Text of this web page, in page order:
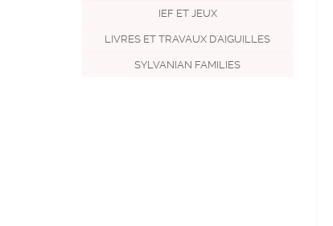
IEF ET JEUX
LIVRES ET TRAVAUX D'AIGUILLES
SYLVANIAN FAMILIES